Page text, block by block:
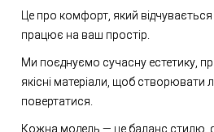
Це про комфорт, який
працює на ваш простір.
Ми поєднуємо сучасну естетику,
якісні матеріали, щоб створювати
повертатися.
Кожна модель — це баланс стилю,